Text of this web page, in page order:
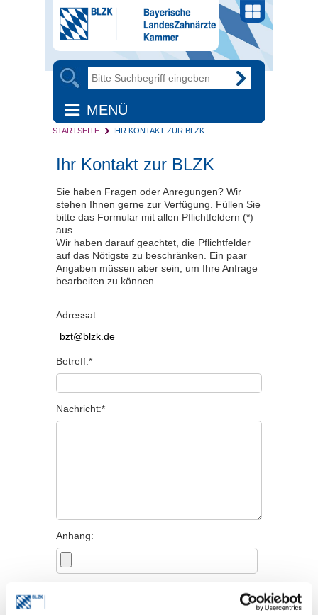
MENÜ
STARTSEITE IHR KONTAKT ZUR BLZK
Ihr Kontakt zur BLZK
Sie haben Fragen oder Anregungen? Wir
stehen Ihnen gerne zur Verfügung. Füllen Sie
bitte das Formular mit allen Pflichtfeldern (*)
aus.
Wir haben darauf geachtet, die Pflichtfelder
auf das Nötigste zu beschränken. Ein paar
Angaben müssen aber sein, um Ihre Anfrage
bearbeiten zu können.
Adressat:
Betreff:*
Nachricht:*
Anhang: